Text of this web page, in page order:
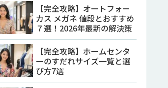
【完全攻略】オートフォー
カス メガネ 値段とおすすめ
７選！2026年最新の解決策
【完全攻略】ホームセンタ
ーのすだれサイズ一覧と選
び方7選